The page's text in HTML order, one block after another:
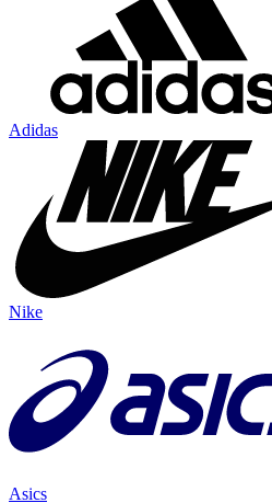
Adidas
Nike
Asics